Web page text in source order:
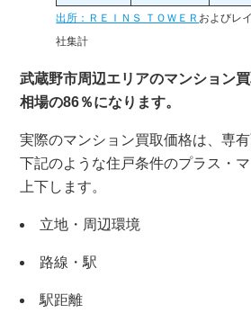
出所：ＲＥＩＮＳ ＴＯＷＥＲ およびレ
社集計
武蔵野市周辺エリアのマンション
相場の86％になります。
実際のマンション買取価格は、専
下記のような住戸条件のプラス・
上下します。
立地・周辺環境
路線・駅
駅距離